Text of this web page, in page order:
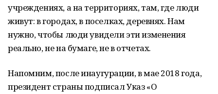
учреждениях, а на территориях, там, где люди
живут: в городах, в поселках, деревнях. Нам
нужно, чтобы люди увидели эти изменения
реально, не на бумаге, не в отчетах.
Напомним, после инаугурации, в мае 2018 года,
президент страны подписал Указ «О